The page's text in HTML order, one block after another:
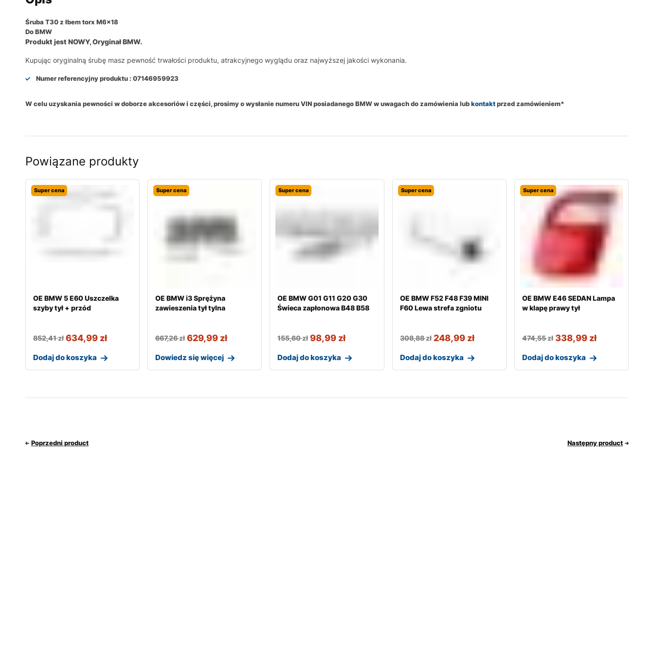
Śruba T30 z łbem torx M6x18
Do BMW
Produkt jest NOWY, Oryginał BMW.
Kupując oryginalną śrubę masz pewność trwałości produktu, atrakcyjnego wyglądu oraz najwyższej jakości wykonania.
Numer referencyjny produktu : 07146959923
W celu uzyskania pewności w doborze akcesoriów i części, prosimy o wysłanie numeru VIN posiadanego BMW w uwagach do zamówienia lubkontaktprzed zamówieniem*
Powiązane produkty
Super cena
OE BMW 5 E60 Uszczelka
szyby tył + przód
852,41zł 634,99 zł
Dodaj do koszyka
Super cena
OE BMW i3 Sprężyna
zawieszenia tył tylna
667,26zł 629,99 zł
Dowiedz się więcej
Super cena
OE BMW G01 G11 G20 G30
Świeca zapłonowa B48 B58
155,60zł 98,99 zł
Dodaj do koszyka
Super cena
OE BMW F52 F48 F39 MINI
F60 Lewa strefa zgniotu
308,88zł 248,99 zł
Dodaj do koszyka
Super cena
OE BMW E46 SEDAN Lampa
w klapę prawy tył
474,55zł 338,99 zł
Dodaj do koszyka
Poprzedni product Następny product